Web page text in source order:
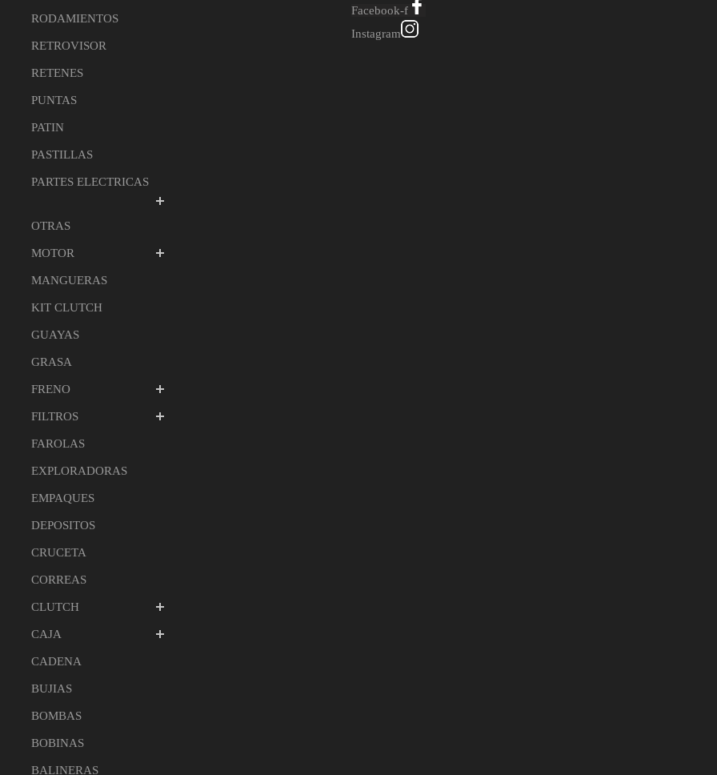
RODAMIENTOS
RETROVISOR
RETENES
PUNTAS
PATIN
PASTILLAS
PARTES ELECTRICAS
OTRAS
MOTOR
MANGUERAS
KIT CLUTCH
GUAYAS
GRASA
FRENO
FILTROS
FAROLAS
EXPLORADORAS
EMPAQUES
DEPOSITOS
CRUCETA
CORREAS
CLUTCH
CAJA
CADENA
BUJIAS
BOMBAS
BOBINAS
BALINERAS
Facebook-f
Instagram